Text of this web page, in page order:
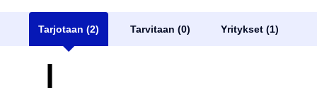
Tarjotaan (2) Tarvitaan (0) Yritykset (1)